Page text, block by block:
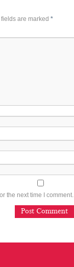
are marked *
the next time I comment.